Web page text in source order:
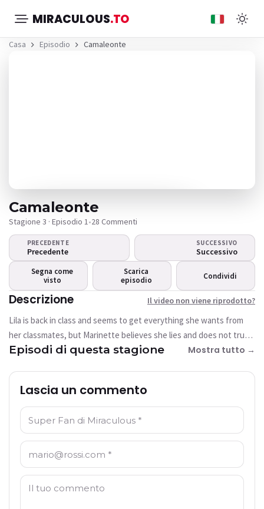
MIRACULOUS.TO
Casa Episodio Camaleonte
Il video non viene
riprodotto?
Questo video non è attualmente
disponibile
Riprova
Camaleonte
Stagione 3 · Episodio 1•28 Commenti
PRECEDENTE
Precedente
SUCCESSIVO
Successivo
Segna come
visto
Scarica
episodio
Condividi
Descrizione Il video non viene riprodotto?
Lila is back in class and seems to get everything she wants from
her classmates, but Marinette believes she lies and does not trust
her, and she has the attention of her beloved Adrien.
Episodi di questa stagione Mostra tutto →
Lascia un commento
Nome: *
E-mail: *
Commento: *